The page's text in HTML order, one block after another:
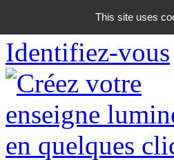
06 18 42 08 59
Identifiez-vous
This site uses